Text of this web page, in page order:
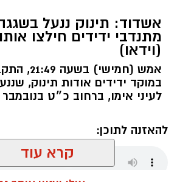
צילום: דוברות איחוד הצלה
תאונת דרכים עם מעורבות חמישה
היום בכביש 4 לכיוון דרום, סמוך לצומת עד הלום.
הצלה, שהעניקו טיפול רפואי
קל. שניים מהפצועים פונו
הצלה להמשך טיפול בבית
אשדוד: תינוק ננעל
מתנדבי ידידים חילצו
(וידאו)
אמש (חמישי)
במוקד ידידים אודות תינוק,
לעיני אימו, ברחוב כ״ט
להאזנה לתוכן:
קרא עוד